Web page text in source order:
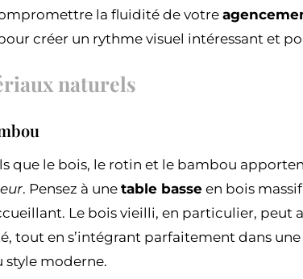
la fluidité de votre
créer un rythme visuel intéressant et
naturels
que le bois, le rotin et le bambou
. Pensez à une table basse en bois
Le bois vieilli, en particulier, peut
tout en s’intégrant parfaitement dans
style moderne.